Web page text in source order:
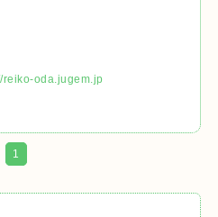
reiko-oda.jugem.jp
1